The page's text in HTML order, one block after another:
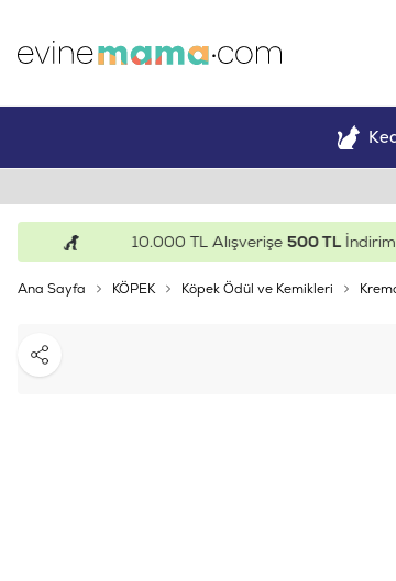
10.000 TL Alışverişe500 TLİndirim
Ana Sayfa KÖPEK Köpek Ödül ve Kemikleri
Paylaş